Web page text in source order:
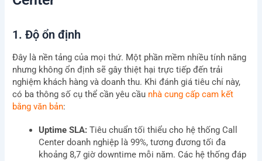
1. Độ ổn định
Đây là nền tảng của mọi thứ. Một phần mềm nhiều tính năng
nhưng không ổn định sẽ gây thiệt hại trực tiếp đến trải
nghiệm khách hàng và doanh thu. Khi đánh giá tiêu chí này,
có ba thông số cụ thể cần yêu cầu nhà cung cấp cam kết
bằng văn bản:
Uptime SLA:Tiêu chuẩn tối thiểu cho hệ thống Call
Center doanh nghiệp là 99%, tương đương tối đa
khoảng 8,7 giờ downtime mỗi năm. Các hệ thống đáp